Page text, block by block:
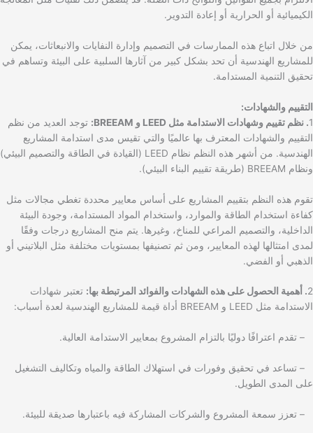
الكيميائية أو الحرارية أو إعادة التدوير.
من خلال اتباع هذه الممارسات في التصميم وإدارة النفايات والانبعاثات، يمكن
للمشاريع الهندسية أن تحد بشكل كبير من آثارها السلبية على البيئة وتساهم في
تحقيق التنمية المستدامة.
التقييم والشهادات:
1. نظم تقييم وشهادات الاستدامة مثل LEED و BREEAM:
توجد العديد من نظم
التقييم والشهادات المعترف بها عالميًا والتي تقيس مدى استدامة المشاريع
الهندسية. من أشهر هذه النظم نظام LEED (القيادة في الطاقة والتصميم البيئي)
ونظام BREEAM (طريقة تقييم البناء البيئي).
تقوم هذه النظم بتقييم المشاريع على أساس معايير محددة تغطي مجالات مثل
كفاءة استخدام الطاقة والموارد، واستخدام المواد المستدامة، وجودة البيئة
الداخلية، والتصميم المراعي للمناخ، وغيرها. يتم منح المشاريع درجات وفقًا
لمدى امتثالها لهذه المعايير، ومن ثم تصنيفها بمستويات مختلفة مثل البلاتيني أو
الذهبي أو الفضي.
2. أهمية الحصول على هذه الشهادات والفوائد المرتبطة بها: تعتبر شهادات
الاستدامة مثل LEED و BREEAM أداة قيمة للمشاريع الهندسية لعدة أسباب:
– تقدم اعترافًا دوليًا بالتزام المشروع بمعايير الاستدامة العالية.
– تساعد في تحقيق وفورات في استهلاك الطاقة والمياه وتكاليف التشغيل
على المدى الطويل.
– تعزز سمعة المشروع والشركات المشاركة فيه باعتبارها صديقة للبيئة.